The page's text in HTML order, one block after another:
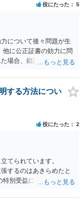
役にたった 5
について後々問題が生
他に公正証書の効力に問
場合、錯誤（勘違い）
数十万円程度になるケ
ごとに異なりますので一
する方法につい
役にたった 2
立てられています。
するのはあきらめたと
別受益について立証し
ます。